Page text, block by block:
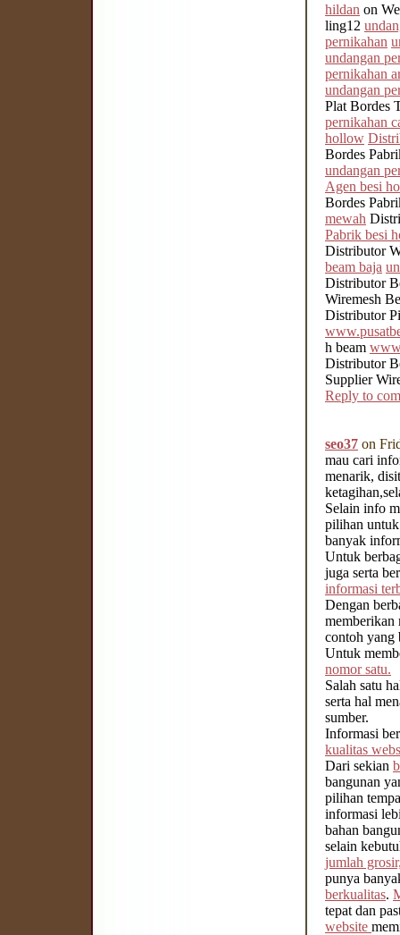
hildan on
ling12
pernikahan
undangan
pernikahan
undangan
Plat Bordes
pernikahan
hollow
Bordes
undangan
Agen besi
Bordes
mewah
Pabrik besi
Distributor
beam baja
Distributor
Wiremesh
Distributor
h beam
Distributor
Supplier
Reply to
seo37 on
mau cari
menarik,
Selain info
pilihan
banyak
Untuk
juga serta
informasi
Dengan
memberikan
contoh yang
Untuk
nomor satu.
Salah satu
serta hal
sumber.
Informasi
kualitas
Dari sekian
bangunan
pilihan
informasi
bahan
selain
jumlah
punya
berkualitas.
tepat dan
website